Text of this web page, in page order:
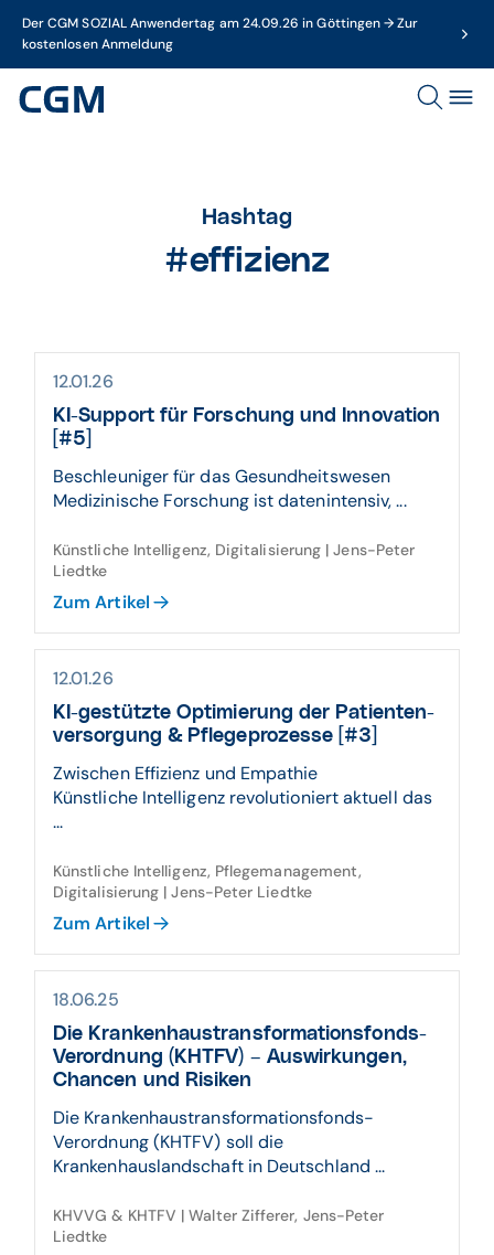
Der CGM SOZIAL Anwendertag am 24.09.26 in Göttingen → Zur
kostenlosen Anmeldung
Hashtag
#effizienz
12.01.26
KI-Support für For­schung und Inno­vation
[#5]
Beschleuniger für das Gesundheitswesen
Medizinische Forschung ist datenintensiv, ...
Künstliche Intelligenz, Digitalisierung | Jens-Peter
Liedtke
Zum Artikel
12.01.26
KI-ge­stützte Opti­mierung der Patienten­
versor­gung & Pflege­pro­zesse [#3]
Zwischen Effizienz und Empathie
Künstliche Intelligenz revolutioniert aktuell das
...
Künstliche Intelligenz, Pflegemanagement,
Digitalisierung | Jens-Peter Liedtke
Zum Artikel
18.06.25
Die Krankenhaus­trans­for­mations­fonds-
Verord­nung (KHTFV) – Auswir­kungen,
Chancen und Risiken
Die Krankenhaustransformationsfonds-
Verordnung (KHTFV) soll die
Krankenhauslandschaft in Deutschland ...
KHVVG & KHTFV | Walter Zifferer, Jens-Peter
Liedtke